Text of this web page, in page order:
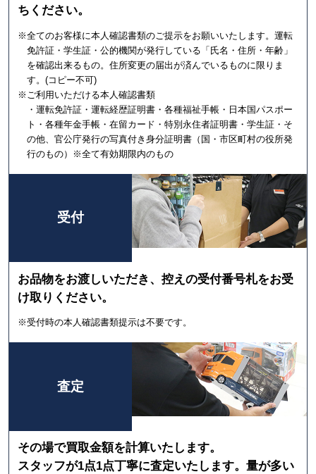
ちください。
※全てのお客様に本人確認書類のご提示をお願いいたします。運転
免許証・学生証・公的機関が発行している「氏名・住所・年齢」
を確認出来るもの。住所変更の届出が済んでいるものに限りま
す。(コピー不可)
※ご利用いただける本人確認書類
・運転免許証・運転経歴証明書・各種福祉手帳・日本国パスポー
ト・各種年金手帳・在留カード・特別永住者証明書・学生証・そ
の他、官公庁発行の写真付き身分証明書（国・市区町村の役所発
行のもの）※全て有効期限内のもの
受付
お品物をお渡しいただき、控えの受付番号札をお受
け取りください。
※受付時の本人確認書類提示は不要です。
査定
その場で買取金額を計算いたします。
スタッフが1点1点丁寧に査定いたします。量が多い